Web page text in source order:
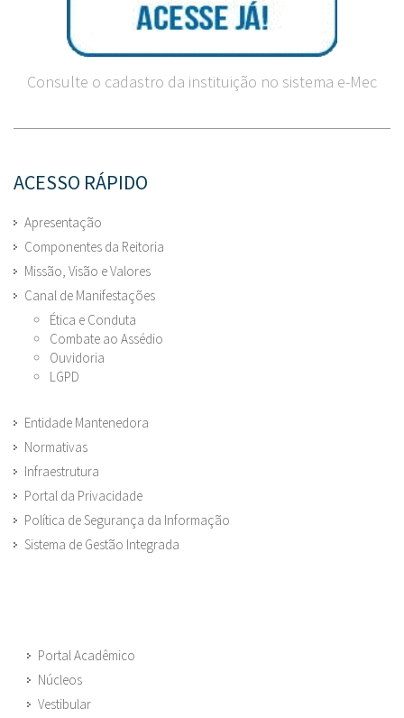
Consulte o cadastro da instituição no sistema e-Mec
ACESSO RÁPIDO
Apresentação
Componentes da Reitoria
Missão, Visão e Valores
Canal de Manifestações
Ética e Conduta
Combate ao Assédio
Ouvidoria
LGPD
Entidade Mantenedora
Normativas
Infraestrutura
Portal da Privacidade
Política de Segurança da Informação
Sistema de Gestão Integrada
Portal Acadêmico
Núcleos
Vestibular